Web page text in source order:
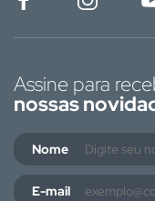
Assine para
nossas
Nome
E-mail